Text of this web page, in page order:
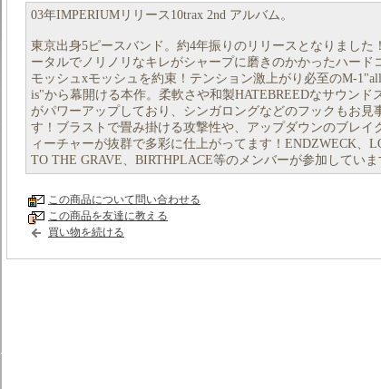
03年IMPERIUMリリース10trax 2nd アルバム。
東京出身5ピースバンド。約4年振りのリリースとなりました
ータルでノリノリなキレがシャープに磨きのかかったハード
モッシュxモッシュを約束！テンション激上がり必至のM-
is"から幕開ける本作。柔軟さや和製HATEBREEDなサウンド
がパワーアップしており、シンガロングなどのフックもお見
す！ブラストで畳み掛ける攻撃性や、アップダウンのブレイ
ィーチャーが抜群で多彩に仕上がってます！ENDZWECK、
TO THE GRAVE、BIRTHPLACE等のメンバーが参加していま
この商品について問い合わせる
この商品を友達に教える
買い物を続ける